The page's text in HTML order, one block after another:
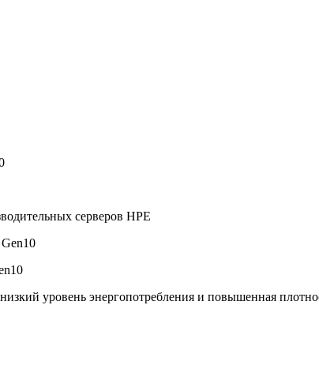
серверов HPE
уровень энергопотребления и повышенная